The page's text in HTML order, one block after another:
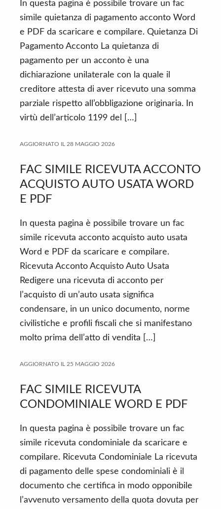
In questa pagina è possibile trovare un fac
simile quietanza di pagamento acconto Word
e PDF da scaricare e compilare. Quietanza Di
Pagamento Acconto La quietanza di
pagamento per un acconto è una
dichiarazione unilaterale con la quale il
creditore attesta di aver ricevuto una somma
parziale rispetto all’obbligazione originaria. In
virtù dell’articolo 1199 del […]
AGGIORNATO IL 28 MAGGIO 2026
FAC SIMILE RICEVUTA ACCONTO
ACQUISTO AUTO USATA WORD
E PDF
In questa pagina è possibile trovare un fac
simile ricevuta acconto acquisto auto usata
Word e PDF da scaricare e compilare.
Ricevuta Acconto Acquisto Auto Usata
Redigere una ricevuta di acconto per
l’acquisto di un’auto usata significa
condensare, in un unico documento, norme
civilistiche e profili fiscali che si manifestano
molto prima dell’atto di vendita […]
AGGIORNATO IL 25 MAGGIO 2026
FAC SIMILE RICEVUTA
CONDOMINIALE WORD E PDF
In questa pagina è possibile trovare un fac
simile ricevuta condominiale da scaricare e
compilare. Ricevuta Condominiale La ricevuta
di pagamento delle spese condominiali è il
documento che certifica in modo opponibile
l’avvenuto versamento della quota dovuta per